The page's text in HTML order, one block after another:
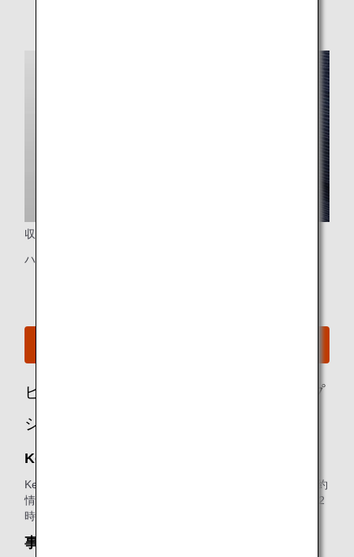
収納
ハンドバッグ/ブリーフケーススペース（一人席のみ）
ビジネスクラスのお客様におススメのオプ
ショナルサービス
Keep My Fare
Keep My Fareは、航空券のご購入を検討される際に、ご予約
情報や運賃情報を確保できる便利なサービスです（発券の72
時間前まで）。
事前追加手荷物